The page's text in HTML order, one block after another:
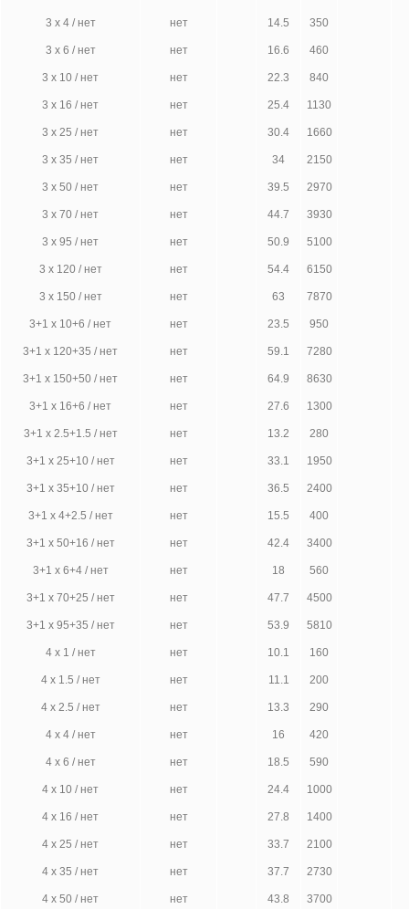
3 х 4 / нет нет 14.5 350
3 х 6 / нет нет 16.6 460
3 х 10 / нет нет 22.3 840
3 х 16 / нет нет 25.4 1130
3 х 25 / нет нет 30.4 1660
3 х 35 / нет нет 34 2150
3 х 50 / нет нет 39.5 2970
3 х 70 / нет нет 44.7 3930
3 х 95 / нет нет 50.9 5100
3 х 120 / нет нет 54.4 6150
3 х 150 / нет нет 63 7870
3+1 х 10+6 / нет нет 23.5 950
3+1 х 120+35 / нет нет 59.1 7280
3+1 х 150+50 / нет нет 64.9 8630
3+1 х 16+6 / нет нет 27.6 1300
3+1 х 2.5+1.5 / нет нет 13.2 280
3+1 х 25+10 / нет нет 33.1 1950
3+1 х 35+10 / нет нет 36.5 2400
3+1 х 4+2.5 / нет нет 15.5 400
3+1 х 50+16 / нет нет 42.4 3400
3+1 х 6+4 / нет нет 18 560
3+1 х 70+25 / нет нет 47.7 4500
3+1 х 95+35 / нет нет 53.9 5810
4 х 1 / нет нет 10.1 160
4 х 1.5 / нет нет 11.1 200
4 х 2.5 / нет нет 13.3 290
4 х 4 / нет нет 16 420
4 х 6 / нет нет 18.5 590
4 х 10 / нет нет 24.4 1000
4 х 16 / нет нет 27.8 1400
4 х 25 / нет нет 33.7 2100
4 х 35 / нет нет 37.7 2730
4 х 50 / нет нет 43.8 3700